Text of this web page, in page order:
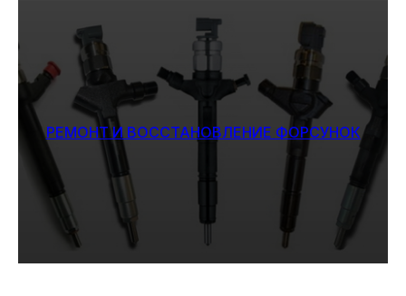
РЕМОНТ И ВОССТАНОВЛЕНИЕ ФОРСУНОК